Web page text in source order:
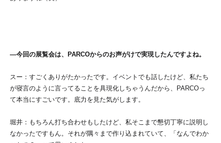
―今回の展覧会は、PARCOからのお声がけで実現したんですよね。
スー：すごくありがたかったです。イベントでも話したけど、私たち
が寝言のように言ってることを具現化しちゃうんだから、PARCOっ
て本当にすごいです。底力を見た気がします。
堀井：もちろん打ち合わせもしたけど、私そこまで懇切丁寧に説明し
なかったですもん。それが隅々まで作り込まれていて、「なんでわか